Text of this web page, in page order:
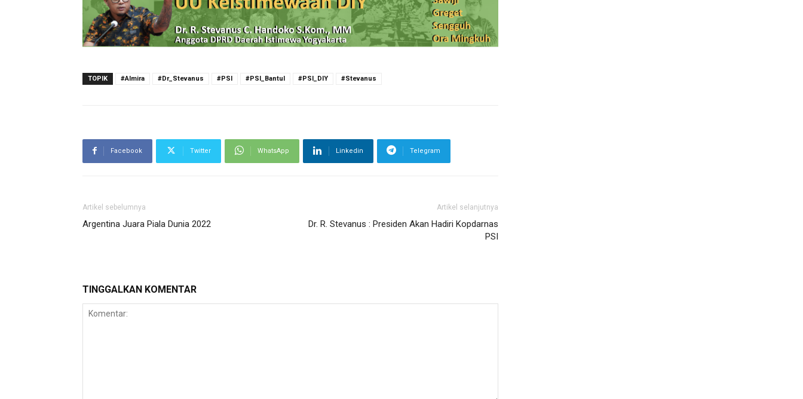
TOPIK #Almira #Dr_Stevanus #PSI #PSI_Bantul #PSI_DIY #Stevanus
Facebook Twitter WhatsApp Linkedin Telegram
Artikel sebelumnya
Argentina Juara Piala Dunia 2022
Artikel selanjutnya
Dr. R. Stevanus : Presiden Akan Hadiri Kopdarnas
PSI
TINGGALKAN KOMENTAR